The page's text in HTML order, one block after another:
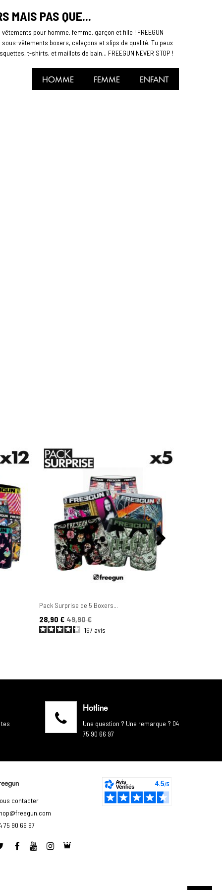
MAIS PAS QUE...
pour homme, femme, garçon et fille ! FREEGUN
vêtements boxers, caleçons et slips de qualité. Tu peux
t-shirts, et maillots de bain... FREEGUN NEVER STOP !
HOMME FEMME ENFANT
Pack Surprise de 5 Boxers...
Prix
28,90 €
Prix de base49,90 €
167 avis
Hotline
Une question ? Une remarque ? 04
75 90 66 97
contacter
75 90 66 97